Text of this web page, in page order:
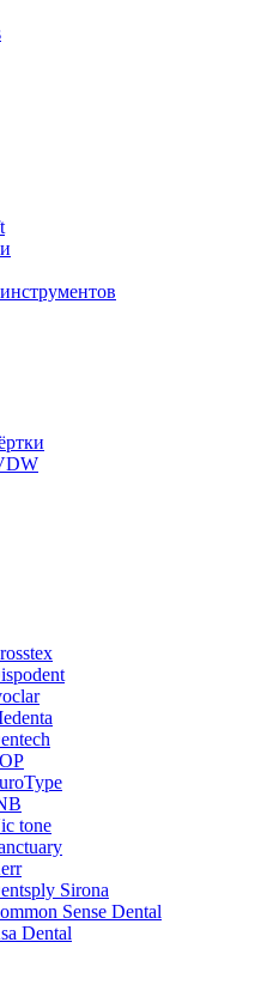
tone
Sirona
Sense Dental
Dental